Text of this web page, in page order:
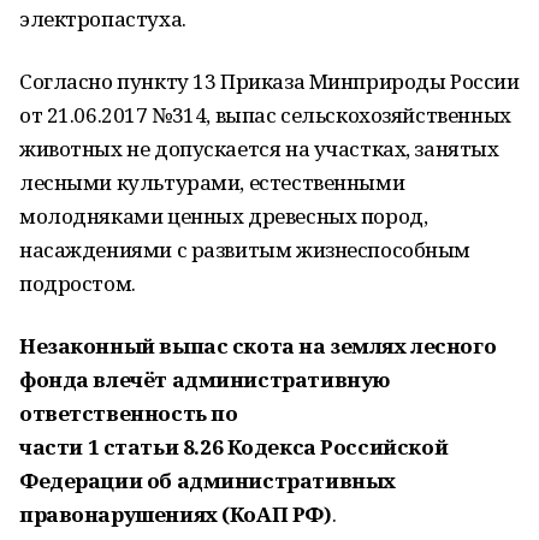
электропастуха.
Согласно пункту 13 Приказа Минприроды России
от 21.06.2017 №314, выпас сельскохозяйственных
животных не допускается на участках, занятых
лесными культурами, естественными
молодняками ценных древесных пород,
насаждениями с развитым жизнеспособным
подростом.
Незаконный выпас скота на землях лесного
фонда влечёт административную
ответственность по
части 1 статьи 8.26Кодекса Российской
Федерации об административных
правонарушениях (КоАПРФ).